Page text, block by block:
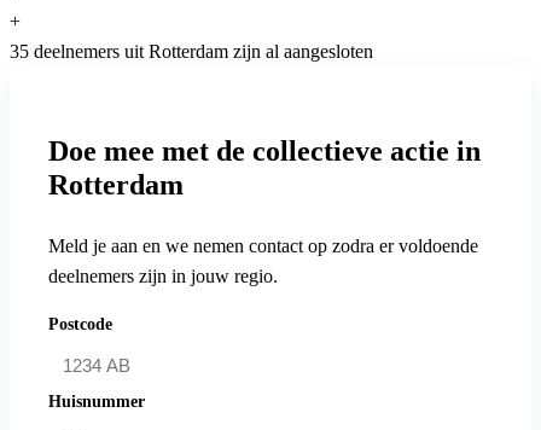
+
35 deelnemers uit Rotterdam zijn al aangesloten
Doe mee met de collectieve actie in
Rotterdam
Meld je aan en we nemen contact op zodra er voldoende
deelnemers zijn in jouw regio.
Postcode
Huisnummer